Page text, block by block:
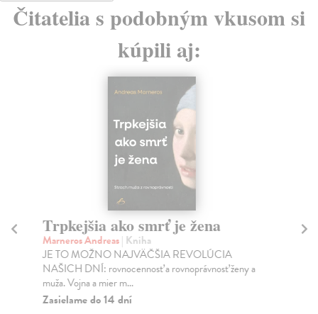
Čitatelia s podobným vkusom si
kúpili aj:
Trpkejšia ako smrť je žena
Marneros Andreas| Kniha
JE TO MOŽNO NAJVÄČŠIA REVOLÚCIA
NAŠICH DNÍ: rovnocennosť a rovnoprávnosť ženy a
muža. Vojna a mier m...
Zasielame do 14 dní